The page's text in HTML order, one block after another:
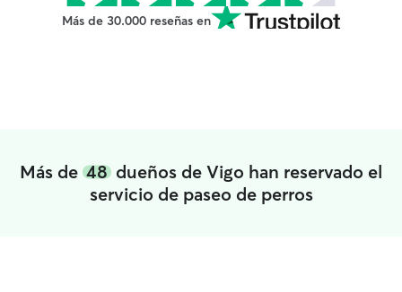
Más de 30.000 reseñas en
Más de 48 dueños de Vigo han reservado el
servicio de paseo de perros